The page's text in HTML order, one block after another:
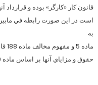
قانون كار «كارگر» بوده و قرارداد
است در اين صورت رابطه في
به
ماده 5 و مفهوم مخالف ماده 188 قانون كار تحت پوشش اين قانون قرار گرفته و
حقوق و مزاياي آنها بر اساس ماده 39 آن محاسبه و پرداخت خواهد شد.